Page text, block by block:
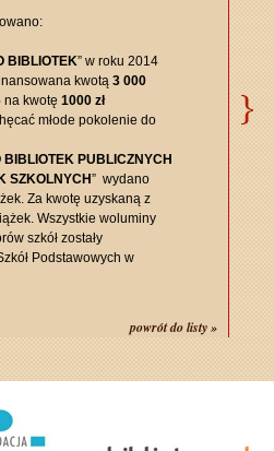
BIBLIOTEK” w roku 2014
kwotą 3 000
na kwotę 1000 zł
młode pokolenie do
PUBLICZNYCH
SZKOLNYCH” wydano
Za kwotę uzyskaną z
Wszystkie woluminy
szkół zostały
Podstawowych w
powrót do listy »